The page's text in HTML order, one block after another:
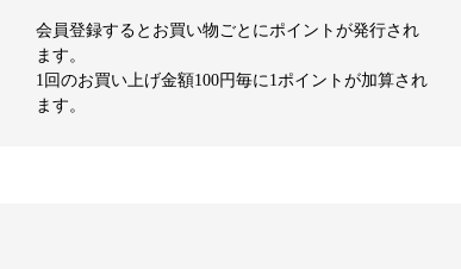
会員登録するとお買い物ごとにポイントが発行され
ます。
1回のお買い上げ金額100円毎に1ポイントが加算され
ます。